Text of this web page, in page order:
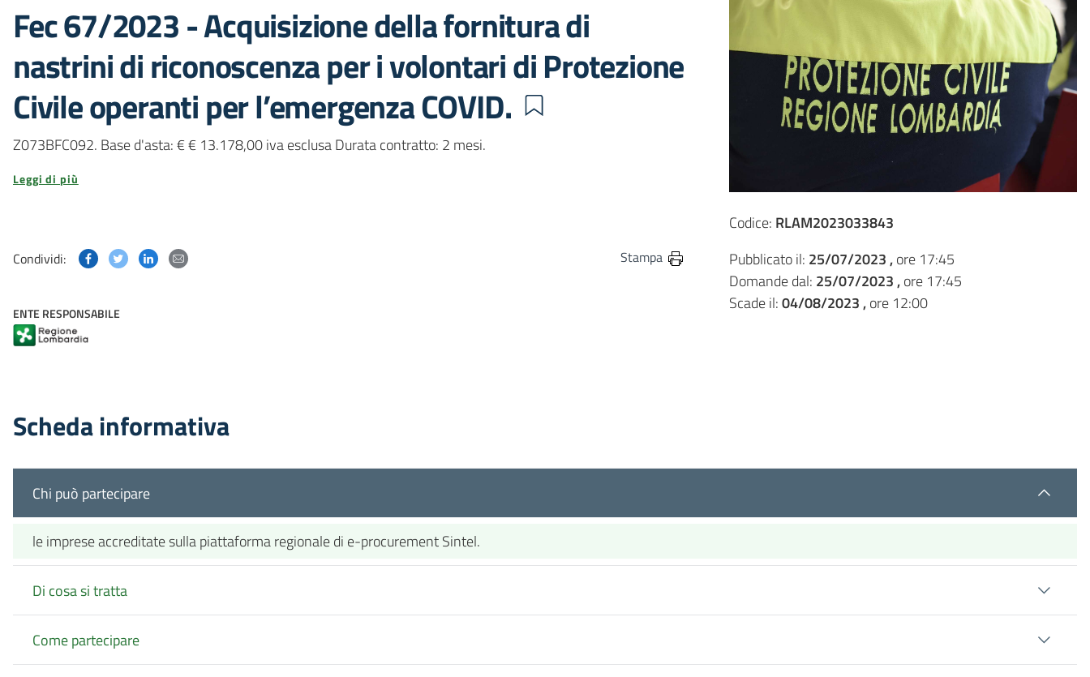
Fec 67/2023 - Acquisizione della fornitura di
nastrini di riconoscenza per i volontari di Protezione
Civile operanti per l’emergenza COVID.
Z073BFC092. Base d'asta: € € 13.178,00 iva esclusa Durata contratto: 2 mesi.
Leggi di più
Condividi: Condividi questa pagina su Facebook
Condividi questa pagina su Twitter
Condividi questa pagina su Linkedin Stampa
ENTE RESPONSABILE
Codice: RLAM2023033843
Pubblicato il: 25/07/2023 ,ore 17:45
Domande dal: 25/07/2023 ,ore 17:45
Scade il:04/08/2023 ,ore 12:00
Scheda informativa
Chi può partecipare
le imprese accreditate sulla piattaforma regionale di e-procurement Sintel.
Di cosa si tratta
Come partecipare